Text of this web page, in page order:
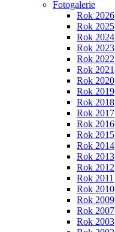
Fotogalerie
Rok 2026
Rok 2025
Rok 2024
Rok 2023
Rok 2022
Rok 2021
Rok 2020
Rok 2019
Rok 2018
Rok 2017
Rok 2016
Rok 2015
Rok 2014
Rok 2013
Rok 2012
Rok 2011
Rok 2010
Rok 2009
Rok 2007
Rok 2003